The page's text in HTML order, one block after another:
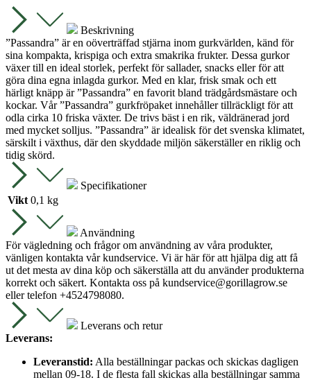
Beskrivning
”Passandra” är en oöverträffad stjärna inom gurkvärlden, känd för
sina kompakta, krispiga och extra smakrika frukter. Dessa gurkor
växer till en ideal storlek, perfekt för sallader, snacks eller för att
göra dina egna inlagda gurkor. Med en klar, frisk smak och ett
härligt knäpp är ”Passandra” en favorit bland trädgårdsmästare och
kockar. Vår ”Passandra” gurkfröpaket innehåller tillräckligt för att
odla cirka 10 friska växter. De trivs bäst i en rik, väldränerad jord
med mycket solljus. ”Passandra” är idealisk för det svenska klimatet,
särskilt i växthus, där den skyddade miljön säkerställer en riklig och
tidig skörd.
Specifikationer
Vikt 0,1 kg
Användning
För vägledning och frågor om användning av våra produkter,
vänligen kontakta vår kundservice. Vi är här för att hjälpa dig att få
ut det mesta av dina köp och säkerställa att du använder produkterna
korrekt och säkert. Kontakta oss på kundservice@gorillagrow.se
eller telefon +4524798080.
Leverans och retur
Leverans:
Leveranstid: Alla beställningar packas och skickas dagligen
mellan 09-18. I de flesta fall skickas alla beställningar samma